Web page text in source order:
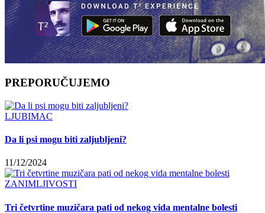
PREPORUČUJEMO
LJUBIMAC
Da li psi mogu biti zaljubljeni?
11/12/2024
ZANIMLJIVOSTI
Tri četvrtine muzičara pati od nekog vida mentalne bolesti